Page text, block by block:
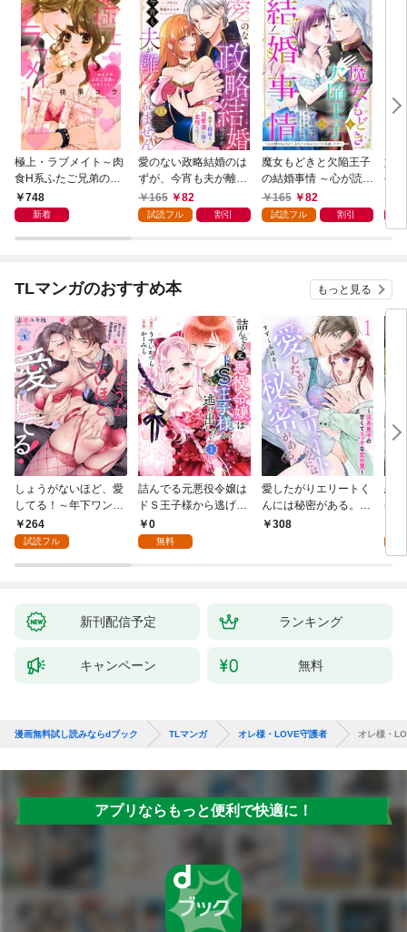
極上・ラブメイト～肉
食H系ふたご兄弟のお
気にいり～
748
新着
愛のない政略結婚のは
ずが、今宵も夫が離し
てくれません～無骨な
将軍は最愛妻に滾る恋
165 82
試読フル 割引
魔女もどきと欠陥王子
の結婚事情 ～心が読め
ちゃうので、あなたの
本心なんてお見通しで
165 82
試読フル 割引
婚
や
た
TLマンガのおすすめ本 もっと見る
しょうがないほど、愛
してる！～年下ワンコ
秋くんの一途な溺愛暴
走中～1
264
試読フル
詰んでる元悪役令嬢は
ドＳ王子様から逃げ出
したい 【分冊版】 1
0
無料
愛したがりエリートく
んには秘密がある。～
沼系男子の甘くてエッ
308
恋
(1)
新刊配信予定 ランキング
キャンペーン 無料
漫画無料試し読みならdブック TLマンガ オレ様・LOVE守護者 オレ様・
アプリならもっと便利で快適に！